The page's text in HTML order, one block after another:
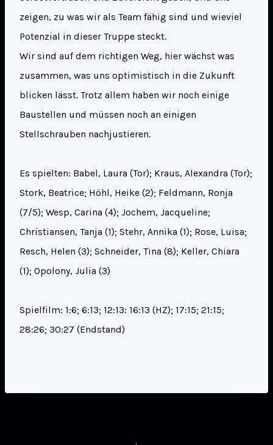
zeigen, zu was wir als Team fähig sind und wieviel
Potenzial in dieser Truppe steckt.
Wir sind auf dem richtigen Weg, hier wächst was
zusammen, was uns optimistisch in die Zukunft
blicken lässt. Trotz allem haben wir noch einige
Baustellen und müssen noch an einigen
Stellschrauben nachjustieren.
Es spielten: Babel, Laura (Tor); Kraus, Alexandra (Tor);
Stork, Beatrice; Höhl, Heike (2); Feldmann, Ronja
(7/5); Wesp, Carina (4); Jochem, Jacqueline;
Christiansen, Tanja (1); Stehr, Annika (1); Rose, Luisa;
Resch, Helen (3); Schneider, Tina (8); Keller, Chiara
(1); Opolony, Julia (3)
Spielfilm: 1:6; 6:13; 12:13: 16:13 (HZ); 17:15; 21:15;
28:26; 30:27 (Endstand)